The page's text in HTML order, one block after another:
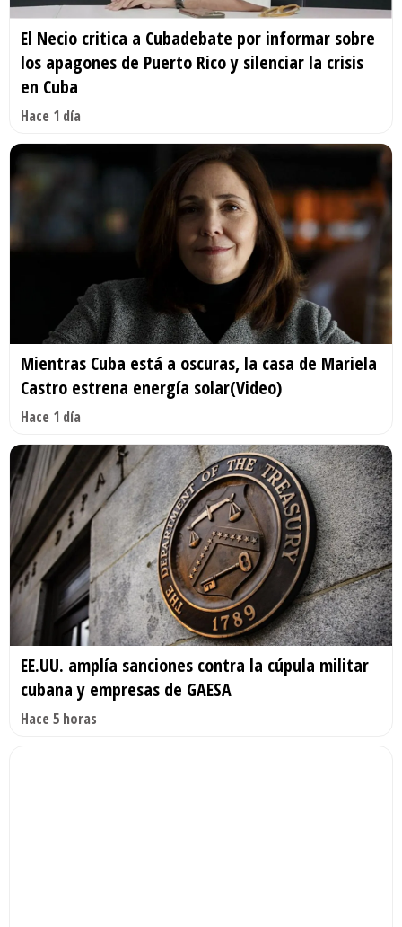
El Necio critica a Cubadebate por informar sobre
los apagones de Puerto Rico y silenciar la crisis
en Cuba
Hace 1 día
Mientras Cuba está a oscuras, la casa de Mariela
Castro estrena energía solar(Video)
Hace 1 día
EE.UU. amplía sanciones contra la cúpula militar
cubana y empresas de GAESA
Hace 5 horas